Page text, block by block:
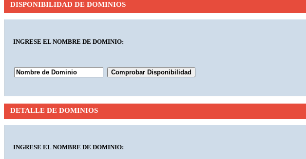
DISPONIBILIDAD DE DOMINIOS
INGRESE EL NOMBRE DE DOMINIO:
DETALLE DE DOMINIOS
INGRESE EL NOMBRE DE DOMINIO: